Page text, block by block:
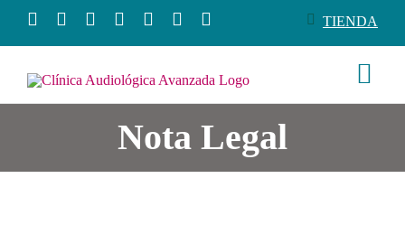
contenido
TIENDA
Nota Legal